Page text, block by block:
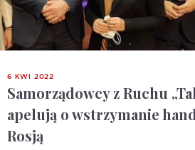
6 KWI 2022
Samorządowcy z Ruchu
apelują o wstrzymanie
Rosją